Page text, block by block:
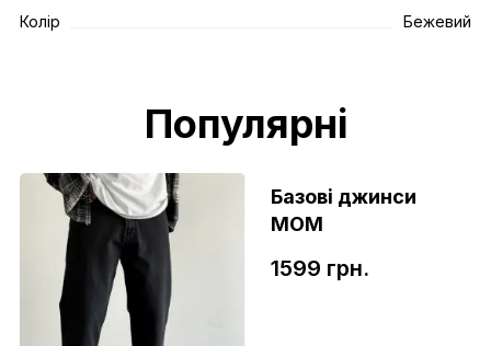
Колір Бежевий
Популярні
Базові джинси
МОМ
1599 грн.